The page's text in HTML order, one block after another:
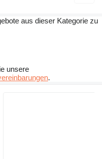
aus dieser Kategorie zu
unsere
.